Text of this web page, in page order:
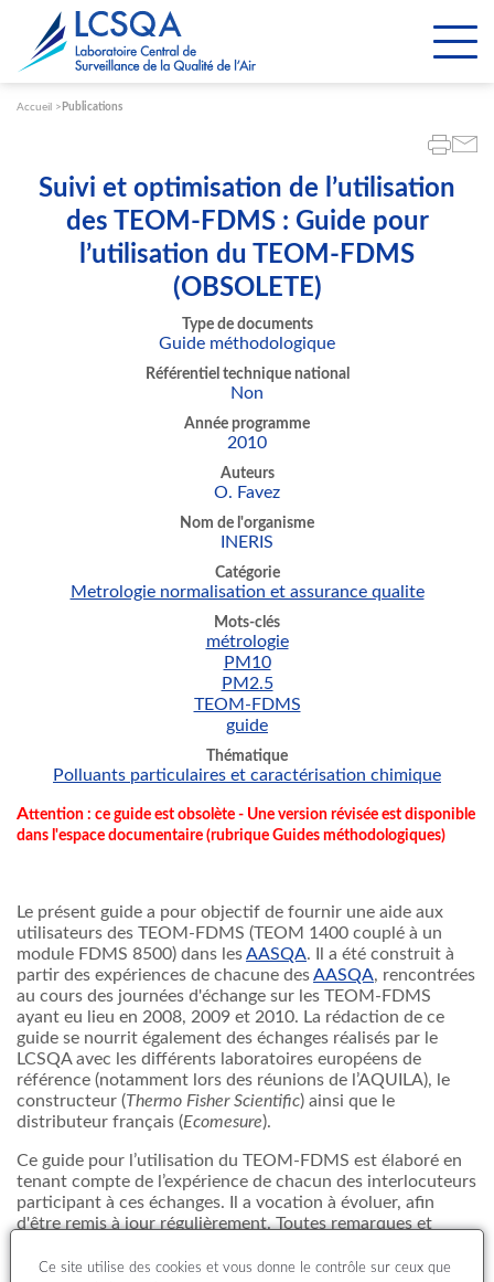
Accueil Publications
Suivi et optimisation de l’utilisation
des TEOM-FDMS : Guide pour
l’utilisation du TEOM-FDMS
(OBSOLETE)
Type de documents
Guide méthodologique
Référentiel technique national
Non
Année programme
2010
Auteurs
O. Favez
Nom de l'organisme
INERIS
Catégorie
Metrologie normalisation et assurance qualite
Mots-clés
métrologie
PM10
PM2.5
TEOM-FDMS
guide
Thématique
Polluants particulaires et caractérisation chimique
Attention : ce guide est obsolète - Une version révisée est disponible
dans l'espace documentaire (rubrique Guides méthodologiques)
Le présent guide a pour objectif de fournir une aide aux
utilisateurs des TEOM-FDMS (TEOM 1400 couplé à un
module FDMS 8500) dans lesAASQA. Il a été construit à
partir des expériences de chacune desAASQA, rencontrées
au cours des journées d'échange sur les TEOM-FDMS
ayant eu lieu en 2008, 2009 et 2010. La rédaction de ce
guide se nourrit également des échanges réalisés par le
LCSQA avec les différents laboratoires européens de
référence (notamment lors des réunions de l’AQUILA), le
constructeur (Thermo Fisher Scientific) ainsi que le
distributeur français (Ecomesure).
Ce guide pour l’utilisation du TEOM-FDMS est élaboré en
tenant compte de l’expérience de chacun des interlocuteurs
participant à ces échanges. Il a vocation à évoluer, afin
d'être remis à jour régulièrement. Toutes remarques et
être adressées directement au LCSQA (Aurélien Ustache,
Paramétrer les cookies
Ce site utilise des cookies et vous donne le contrôle sur ceux que